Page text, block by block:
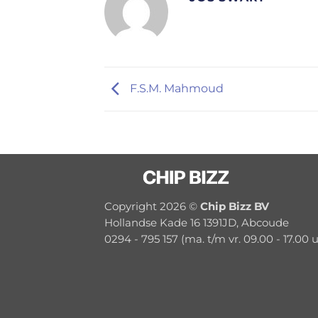
F.S.M. Mahmoud
Copyright 2026 © Chip Bizz BV
Hollandse Kade 16 1391JD, Abcoude
0294 - 795 157 (ma. t/m vr. 09.00 - 17.00